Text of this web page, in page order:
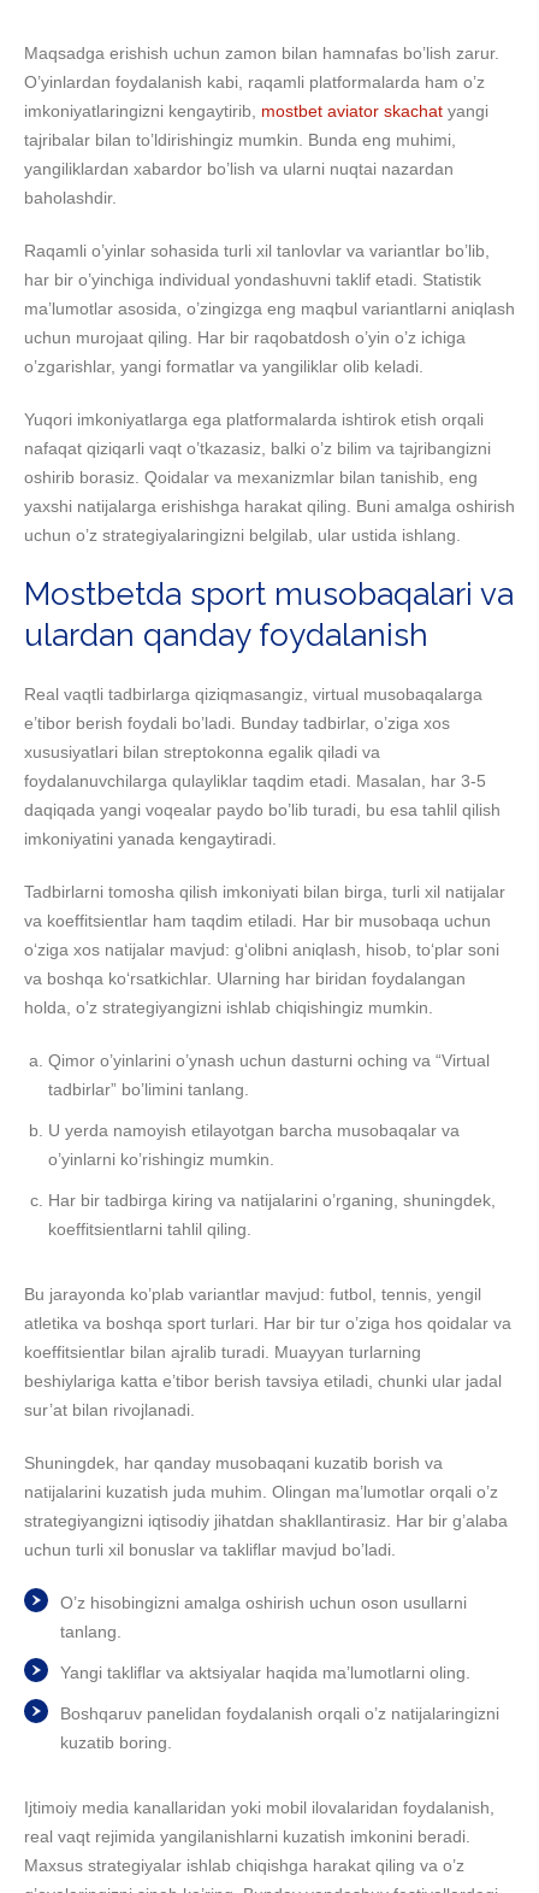
Maqsadga erishish uchun zamon bilan hamnafas bo’lish zarur.
O’yinlardan foydalanish kabi, raqamli platformalarda ham o’z
imkoniyatlaringizni kengaytirib, mostbet aviator skachat yangi
tajribalar bilan to’ldirishingiz mumkin. Bunda eng muhimi,
yangiliklardan xabardor bo’lish va ularni nuqtai nazardan
baholashdir.
Raqamli o’yinlar sohasida turli xil tanlovlar va variantlar bo’lib,
har bir o’yinchiga individual yondashuvni taklif etadi. Statistik
ma’lumotlar asosida, o’zingizga eng maqbul variantlarni aniqlash
uchun murojaat qiling. Har bir raqobatdosh o’yin o’z ichiga
o’zgarishlar, yangi formatlar va yangiliklar olib keladi.
Yuqori imkoniyatlarga ega platformalarda ishtirok etish orqali
nafaqat qiziqarli vaqt o’tkazasiz, balki o’z bilim va tajribangizni
oshirib borasiz. Qoidalar va mexanizmlar bilan tanishib, eng
yaxshi natijalarga erishishga harakat qiling. Buni amalga oshirish
uchun o’z strategiyalaringizni belgilab, ular ustida ishlang.
Mostbetda sport musobaqalari va
ulardan qanday foydalanish
Real vaqtli tadbirlarga qiziqmasangiz, virtual musobaqalarga
e’tibor berish foydali bo’ladi. Bunday tadbirlar, o’ziga xos
xususiyatlari bilan streptokonna egalik qiladi va
foydalanuvchilarga qulayliklar taqdim etadi. Masalan, har 3-5
daqiqada yangi voqealar paydo bo’lib turadi, bu esa tahlil qilish
imkoniyatini yanada kengaytiradi.
Tadbirlarni tomosha qilish imkoniyati bilan birga, turli xil natijalar
va koeffitsientlar ham taqdim etiladi. Har bir musobaqa uchun
o‘ziga xos natijalar mavjud: g‘olibni aniqlash, hisob, to‘plar soni
va boshqa ko‘rsatkichlar. Ularning har biridan foydalangan
holda, o’z strategiyangizni ishlab chiqishingiz mumkin.
Qimor o’yinlarini o’ynash uchun dasturni oching va “Virtual
tadbirlar” bo’limini tanlang.
U yerda namoyish etilayotgan barcha musobaqalar va
o’yinlarni ko’rishingiz mumkin.
Har bir tadbirga kiring va natijalarini o’rganing, shuningdek,
koeffitsientlarni tahlil qiling.
Bu jarayonda ko’plab variantlar mavjud: futbol, tennis, yengil
atletika va boshqa sport turlari. Har bir tur o’ziga hos qoidalar va
koeffitsientlar bilan ajralib turadi. Muayyan turlarning
beshiylariga katta e’tibor berish tavsiya etiladi, chunki ular jadal
sur’at bilan rivojlanadi.
Shuningdek, har qanday musobaqani kuzatib borish va
natijalarini kuzatish juda muhim. Olingan ma’lumotlar orqali o’z
strategiyangizni iqtisodiy jihatdan shakllantirasiz. Har bir g’alaba
uchun turli xil bonuslar va takliflar mavjud bo’ladi.
O’z hisobingizni amalga oshirish uchun oson usullarni
tanlang.
Yangi takliflar va aktsiyalar haqida ma’lumotlarni oling.
Boshqaruv panelidan foydalanish orqali o’z natijalaringizni
kuzatib boring.
Ijtimoiy media kanallaridan yoki mobil ilovalaridan foydalanish,
real vaqt rejimida yangilanishlarni kuzatish imkonini beradi.
Maxsus strategiyalar ishlab chiqishga harakat qiling va o’z